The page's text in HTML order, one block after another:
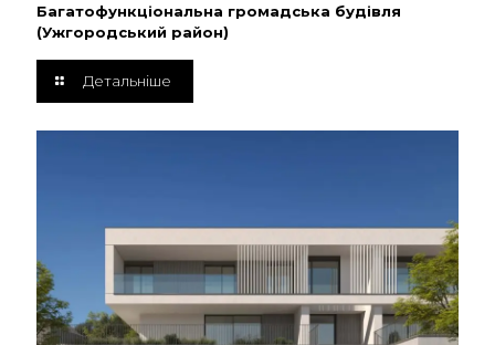
Багатофункціональна громадська будівля
(Ужгородський район)
Детальніше